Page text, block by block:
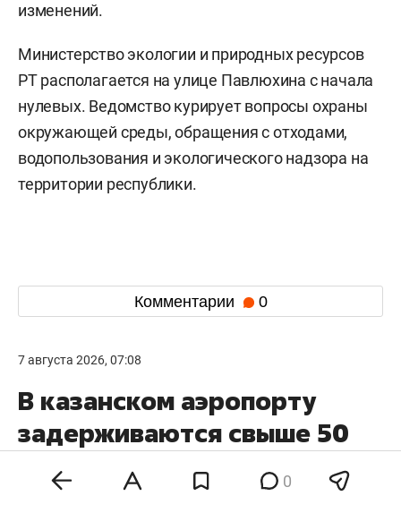
изменений.
Министерство экологии и природных ресурсов
РТ располагается на улице Павлюхина с начала
нулевых. Ведомство курирует вопросы охраны
окружающей среды, обращения с отходами,
водопользования и экологического надзора на
территории республики.
Комментарии 0
7 августа 2026, 07:08
В казанском аэропорту
задерживаются свыше 50
рейсов
0